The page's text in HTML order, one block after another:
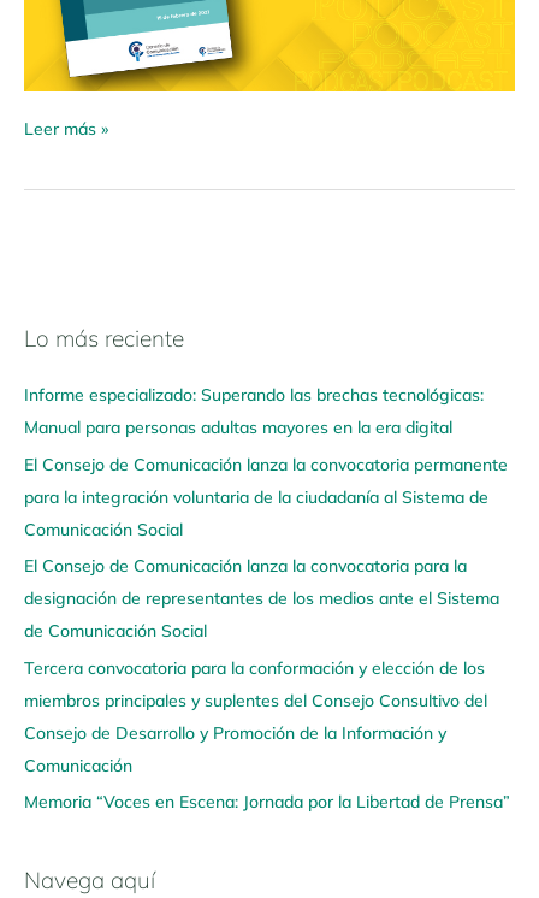
Leer más »
Lo más reciente
Informe especializado: Superando las brechas tecnológicas:
Manual para personas adultas mayores en la era digital
El Consejo de Comunicación lanza la convocatoria permanente
para la integración voluntaria de la ciudadanía al Sistema de
Comunicación Social
El Consejo de Comunicación lanza la convocatoria para la
designación de representantes de los medios ante el Sistema
de Comunicación Social
Tercera convocatoria para la conformación y elección de los
miembros principales y suplentes del Consejo Consultivo del
Consejo de Desarrollo y Promoción de la Información y
Comunicación
Memoria “Voces en Escena: Jornada por la Libertad de Prensa”
Navega aquí
N
v
e
g
a
a
q
u
í